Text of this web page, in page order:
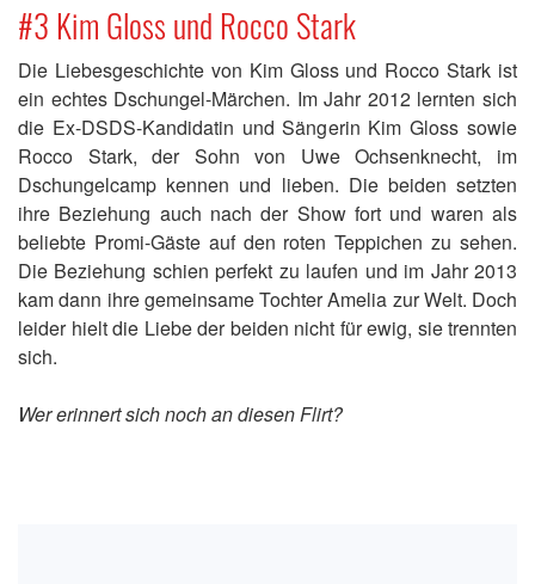
#3 Kim Gloss und Rocco Stark
Die Liebesgeschichte von Kim Gloss und Rocco Stark ist
ein echtes Dschungel-Märchen. Im Jahr 2012 lernten sich
die Ex-DSDS-Kandidatin und Sängerin Kim Gloss sowie
Rocco Stark, der Sohn von Uwe Ochsenknecht, im
Dschungelcamp kennen und lieben. Die beiden setzten
ihre Beziehung auch nach der Show fort und waren als
beliebte Promi-Gäste auf den roten Teppichen zu sehen.
Die Beziehung schien perfekt zu laufen und im Jahr 2013
kam dann ihre gemeinsame Tochter Amelia zur Welt. Doch
leider hielt die Liebe der beiden nicht für ewig, sie trennten
sich.
Wer erinnert sich noch an diesen Flirt?